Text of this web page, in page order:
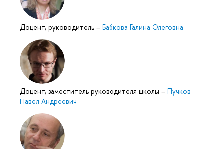
Доцент, руководитель – Бабкова Галина Олеговна
Доцент, заместитель руководителя школы – Пучков
Павел Андреевич